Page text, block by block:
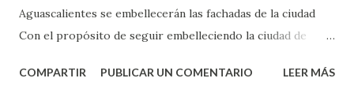
Aguascalientes se embellecerán las fachadas de la ciudad
Con el propósito de seguir embelleciendo la ciudad de
municipal, Leo Montañez dio inicio al programa
COMPARTIR PUBLICAR UN COMENTARIO LEER MÁS